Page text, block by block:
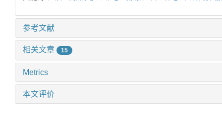
参考文献
相关文章 15
Metrics
本文评价